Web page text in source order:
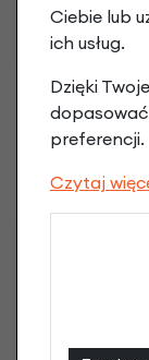
Rowerek
Rider
biały
809,10
Ciebie lub
ich usług.
Dzięki
preferencji.
Czytaj